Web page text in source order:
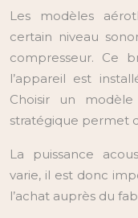
Les modèles
certain niveau
compresseur. Ce
l’appareil est
Choisir un
stratégique permet
La puissance
varie, il est donc
l’achat auprès du